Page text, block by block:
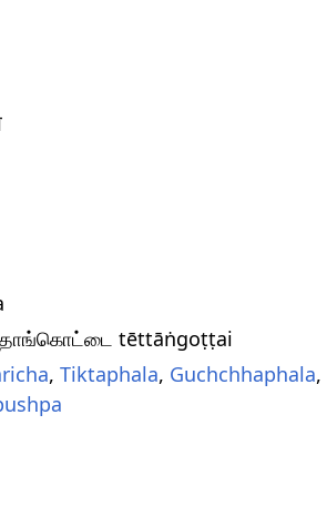
tēttāṅgoṭṭai
,Tiktaphala, Guchchhaphala,